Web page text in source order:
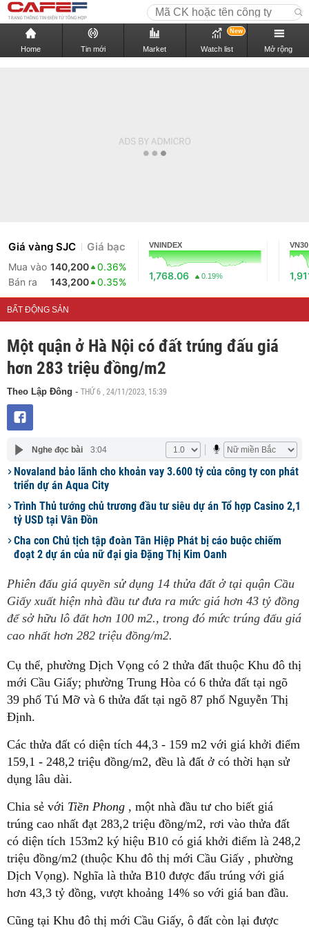
Home Tin mới Market Watch list
New
Mở rộng
Giá vàng SJC Giá bạc
Mua vào 140,200
0.36%
Bán ra
143,200 0.35%
VNINDEX
1,768.06 0.19%
VN30
BẤT ĐỘNG SẢN
Một quận ở Hà Nội có đất trúng đấu giá
hơn 283 triệu đồng/m2
Theo Lập Đông - THỨ 6 , 24/11/2023, 15:39
Nghe đọc bài 3:04
Novaland bảo lãnh cho khoản vay 3.600 tỷ của công ty con phát
triển dự án Aqua City
Trình Thủ tướng chủ trương đầu tư siêu dự án Tổ hợp Casino 2,1
tỷ USD tại Vân Đồn
Cha con Chủ tịch tập đoàn Tân Hiệp Phát bị cáo buộc chiếm
đoạt 2 dự án của nữ đại gia Đặng Thị Kim Oanh
Phiên đấu giá quyền sử dụng 14 thửa đất ở tại quận Cầu
Giấy xuất hiện nhà đầu tư đưa ra mức giá hơn 43 tỷ đồng
để sở hữu lô đất hơn 100 m2., trong đó mức trúng đấu giá
cao nhất hơn 282 triệu đồng/m2.
Cụ thể, phường Dịch Vọng có 2 thửa đất thuộc Khu đô thị
mới Cầu Giấy; phường Trung Hòa có 6 thửa đất tại ngõ
39 phố Tú Mỡ và 6 thửa đất tại ngõ 87 phố Nguyễn Thị
Định.
Các thửa đất có diện tích 44,3 - 159 m2 với giá khởi điểm
159,1 - 248,2 triệu đồng/m2, đều là đất ở có thời hạn sử
dụng lâu dài.
Chia sẻ với Tiền Phong , một nhà đầu tư cho biết giá
trúng cao nhất đạt 283,2 triệu đồng/m2, rơi vào thửa đất
có diện tích 153m2 ký hiệu B10 có giá khởi điểm là 248,2
triệu đồng/m2 (thuộc Khu đô thị mới Cầu Giấy , phường
Dịch Vọng). Nghĩa là thửa B10 được đấu trúng với giá
hơn 43,3 tỷ đồng, vượt khoảng 14% so với giá ban đầu.
Cũng tại Khu đô thị mới Cầu Giấy, ô đất còn lại được